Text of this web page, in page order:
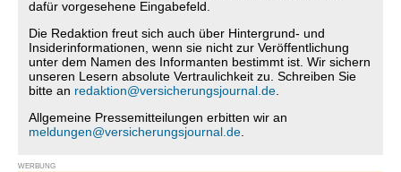
dafür vorgesehene Eingabefeld.
Die Redaktion freut sich auch über Hintergrund- und
Insiderinformationen, wenn sie nicht zur Veröffentlichung
unter dem Namen des Informanten bestimmt ist. Wir sichern
unseren Lesern absolute Vertraulichkeit zu. Schreiben Sie
bitte an redaktion@versicherungsjournal.de
Allgemeine Pressemitteilungen erbitten wir an
meldungen@versicherungsjournal.de
WERBUNG